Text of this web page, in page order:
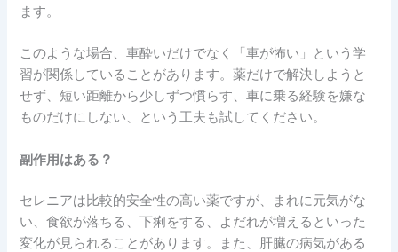
ます。
このような場合、車酔いだけでなく「車が怖い」という学
習が関係していることがあります。薬だけで解決しようと
せず、短い距離から少しずつ慣らす、車に乗る経験を嫌な
ものだけにしない、という工夫も試してください。
副作用はある？
セレニアは比較的安全性の高い薬ですが、まれに元気がな
い、食欲が落ちる、下痢をする、よだれが増えるといった
変化が見られることがあります。また、肝臓の病気がある